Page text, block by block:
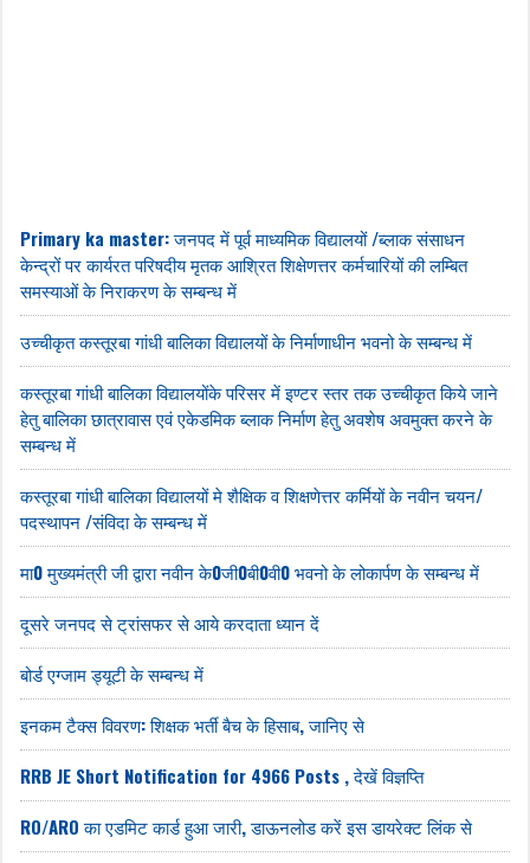
Primary ka master: जनपद में पूर्व माध्यमिक विद्यालयों /ब्लाक संसाधन
केन्द्रों पर कार्यरत परिषदीय मृतक आश्रित शिक्षेणत्तर कर्मचारियों की लम्बित
समस्याओं के निराकरण के सम्बन्ध में
उच्चीकृत कस्तूरबा गांधी बालिका विद्यालयों के निर्माणाधीन भवनो के सम्बन्ध में
कस्तूरबा गांधी बालिका विद्यालयोंके परिसर में इण्टर स्तर तक उच्चीकृत किये जाने
हेतु बालिका छात्रावास एवं एकेडमिक ब्लाक निर्माण हेतु अवशेष अवमुक्त करने के
सम्बन्ध में
कस्तूरबा गांधी बालिका विद्यालयों मे शैक्षिक व शिक्षणेत्तर कर्मियों के नवीन चयन/
पदस्थापन /संविदा के सम्बन्ध में
मा0 मुख्यमंत्री जी द्वारा नवीन के0जी0बी0वी0 भवनो के लोकार्पण के सम्बन्ध में
दूसरे जनपद से ट्रांसफर से आये करदाता ध्यान दें
बोर्ड एग्जाम ड्यूटी के सम्बन्ध में
इनकम टैक्स विवरण: शिक्षक भर्ती बैच के हिसाब, जानिए से
RRB JE Short Notification for 4966 Posts , देखें विज्ञप्ति
RO/ARO का एडमिट कार्ड हुआ जारी, डाऊनलोड करें इस डायरेक्ट लिंक से